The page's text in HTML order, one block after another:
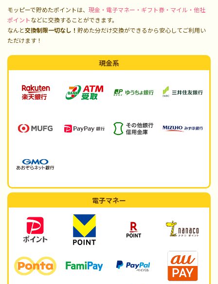
モッピーで貯めたポイントは、 現金・電子マネー・ギフト券・マイル・他社
ポイントなどに交換することができます。
なんと交換制限一切なし！ 貯めた分だけ交換ができるから安心してご利用い
ただけます！
現金系
電子マネー